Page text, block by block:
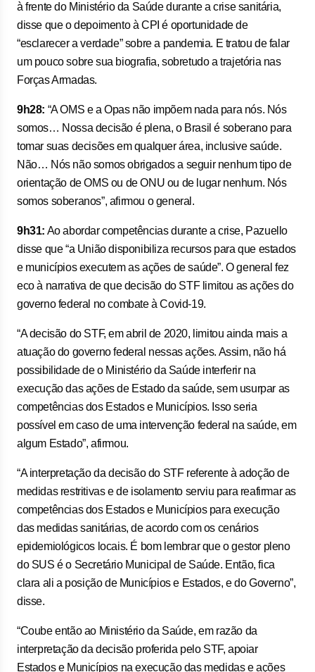
à frente do Ministério da Saúde durante a crise sanitária,
disse que o depoimento à CPI é oportunidade de
“esclarecer a verdade” sobre a pandemia. E tratou de falar
um pouco sobre sua biografia, sobretudo a trajetória nas
Forças Armadas.
9h28: “A OMS e a Opas não impõem nada para nós. Nós
somos… Nossa decisão é plena, o Brasil é soberano para
tomar suas decisões em qualquer área, inclusive saúde.
Não… Nós não somos obrigados a seguir nenhum tipo de
orientação de OMS ou de ONU ou de lugar nenhum. Nós
somos soberanos”, afirmou o general.
9h31: Ao abordar competências durante a crise, Pazuello
disse que “a União disponibiliza recursos para que estados
e municípios executem as ações de saúde”. O general fez
eco à narrativa de que decisão do STF limitou as ações do
governo federal no combate à Covid-19.
“A decisão do STF, em abril de 2020, limitou ainda mais a
atuação do governo federal nessas ações. Assim, não há
possibilidade de o Ministério da Saúde interferir na
execução das ações de Estado da saúde, sem usurpar as
competências dos Estados e Municípios. Isso seria
possível em caso de uma intervenção federal na saúde, em
algum Estado”, afirmou.
“A interpretação da decisão do STF referente à adoção de
medidas restritivas e de isolamento serviu para reafirmar as
competências dos Estados e Municípios para execução
das medidas sanitárias, de acordo com os cenários
epidemiológicos locais. É bom lembrar que o gestor pleno
do SUS é o Secretário Municipal de Saúde. Então, fica
clara ali a posição de Municípios e Estados, e do Governo”,
disse.
“Coube então ao Ministério da Saúde, em razão da
interpretação da decisão proferida pelo STF, apoiar
Estados e Municípios na execução das medidas e ações